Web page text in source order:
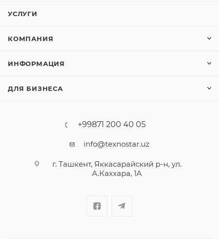
УСЛУГИ
КОМПАНИЯ
ИНФОРМАЦИЯ
ДЛЯ БИЗНЕСА
+99871 200 40 05
info@texnostar.uz
г. Ташкент, Яккасарайский р-н, ул.
А.Каххара, 1А